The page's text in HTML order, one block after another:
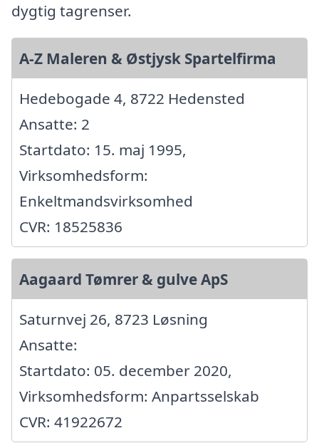
dygtig tagrenser.
A-Z Maleren & Østjysk Spartelfirma
Hedebogade 4, 8722 Hedensted
Ansatte: 2
Startdato: 15. maj 1995,
Virksomhedsform:
Enkeltmandsvirksomhed
CVR: 18525836
Aagaard Tømrer & gulve ApS
Saturnvej 26, 8723 Løsning
Ansatte:
Startdato: 05. december 2020,
Virksomhedsform: Anpartsselskab
CVR: 41922672